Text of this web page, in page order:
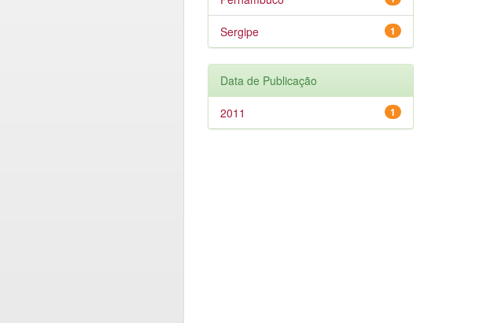
1
Sergipe
Data de Publicação
1
2011